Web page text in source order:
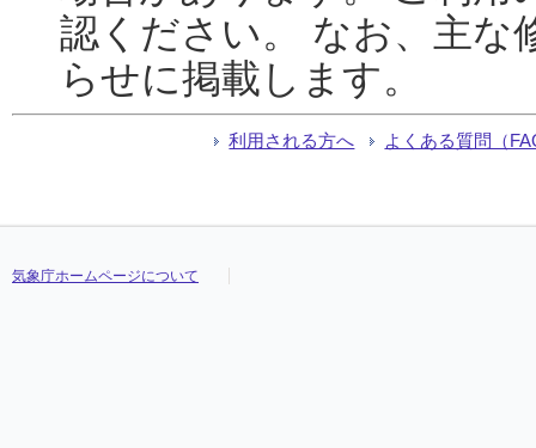
認ください。 なお、主な
らせに掲載します。
利用される方へ よくある質問（
気象庁ホームページについて